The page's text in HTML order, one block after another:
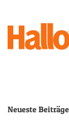
Neueste Beiträge